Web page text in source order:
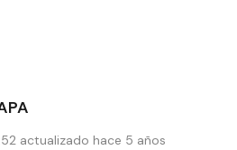
actualizado hace 5 años